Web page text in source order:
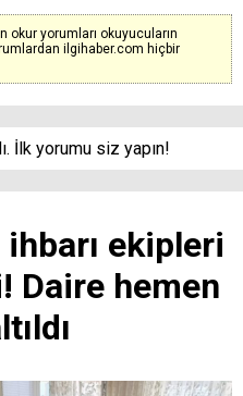
okur yorumları okuyucuların
ilgihaber.com hiçbir
İlk yorumu siz yapın!
ihbarı ekipleri
Daire hemen